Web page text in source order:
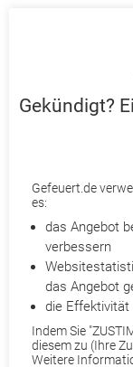
aktuelle News
gute
Laut
Gekündigt?
Gefeuert.de
es:
das Angebot
verbessern
das Angebot
die Effektivität
Indem Sie
diesem zu (Ihre
Weitere